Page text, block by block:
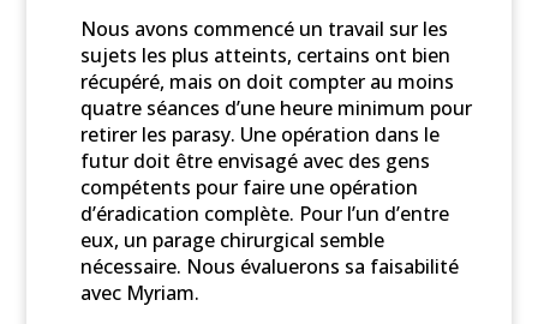
Nous avons commencé un travail sur les
sujets les plus atteints, certains ont bien
récupéré, mais on doit compter au moins
quatre séances d’une heure minimum pour
retirer les parasy. Une opération dans le
futur doit être envisagé avec des gens
compétents pour faire une opération
d’éradication complète. Pour l’un d’entre
eux, un parage chirurgical semble
nécessaire. Nous évaluerons sa faisabilité
avec Myriam.